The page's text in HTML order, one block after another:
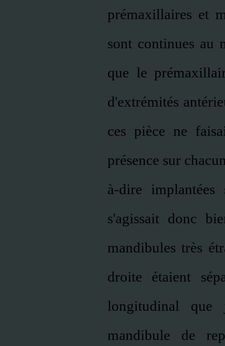
prémaxillaires et
sont continues au
que le
d'extrémités
ces pièce ne
présence sur
à-dire
s'agissait donc
mandibules très
droite étaient
longitudinal que
mandibule de